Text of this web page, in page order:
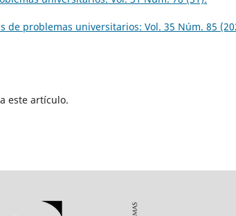
de problemas universitarios: Vol. 35 Núm. 85
este artículo.